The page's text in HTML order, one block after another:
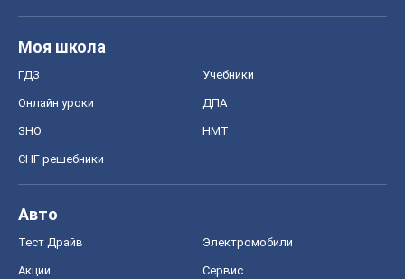
Моя школа
ГДЗ Учебники
Онлайн уроки ДПА
ЗНО НМТ
СНГ решебники
Авто
Тест Драйв Электромобили
Акции Сервис